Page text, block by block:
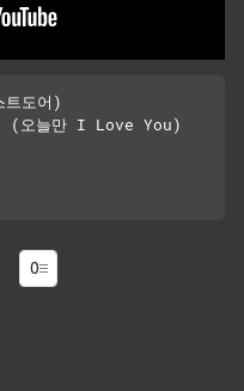
도어)
늘만 I Love You)